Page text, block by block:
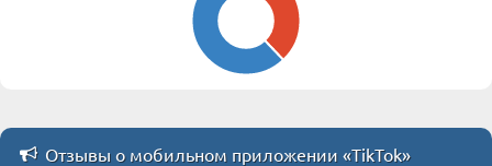
Отзывы о мобильном приложении «TikTok»